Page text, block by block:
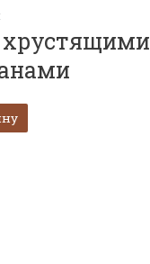
хрустящими